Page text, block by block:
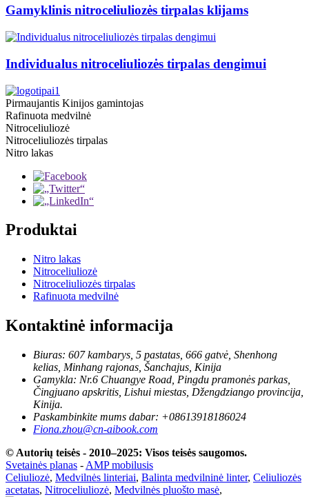
Gamyklinis nitroceliuliozės tirpalas klijams
Individualus nitroceliuliozės tirpalas dengimui
Pirmaujantis Kinijos gamintojas
Rafinuota medvilnė
Nitroceliuliozė
Nitroceliuliozės tirpalas
Nitro lakas
Produktai
Nitro lakas
Nitroceliuliozė
Nitroceliuliozės tirpalas
Rafinuota medvilnė
Kontaktinė informacija
Biuras: 607 kambarys, 5 pastatas, 666 gatvė, Shenhong
kelias, Minhang rajonas, Šanchajus, Kinija
Gamykla: Nr.6 Chuangye Road, Pingdu pramonės parkas,
Čingjuano apskritis, Lishui miestas, Džengdziango provincija,
Kinija.
Paskambinkite mums dabar: +08613918186024
Fiona.zhou@cn-aibook.com
© Autorių teisės - 2010–2025: Visos teisės saugomos.
Svetainės planas - AMP mobilusis
Celiuliozė, Medvilnės linteriai, Balinta medvilninė linter, Celiuliozės
acetatas, Nitroceliuliozė, Medvilnės pluošto masė,